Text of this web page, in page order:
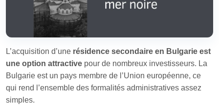
L’acquisition d’une résidence secondaire en Bulgarie est
une option attractive pour de nombreux investisseurs. La
Bulgarie est un pays membre de l’Union européenne, ce
qui rend l’ensemble des formalités administratives assez
simples.